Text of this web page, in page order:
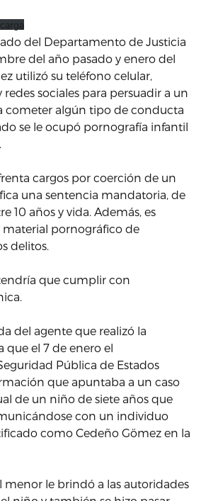
del Departamento de Justicia
del año pasado y enero del
utilizó su teléfono celular,
sociales para persuadir a un
cometer algún tipo de conducta
se le ocupó pornografía infantil
cargos por coerción de un
una sentencia mandatoria, de
10 años y vida. Además, es
pornográfico de
delitos.
que cumplir con
del agente que realizó la
que el 7 de enero el
Pública de Estados
que apuntaba a un caso
de un niño de siete años que
con un individuo
como Cedeño Gömez en la
menor le brindó a las autoridades